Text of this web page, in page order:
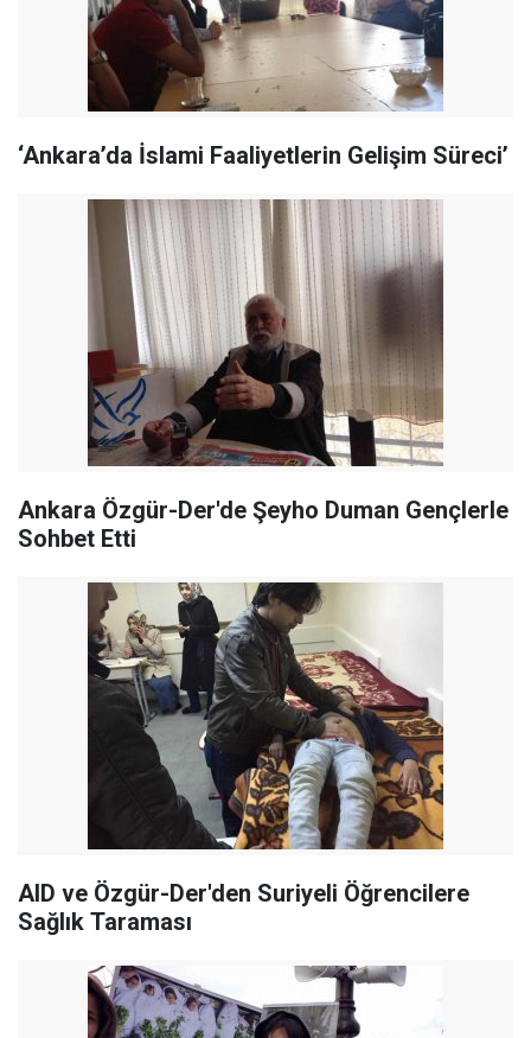
‘Ankara’da İslami Faaliyetlerin Gelişim Süreci’
Ankara Özgür-Der'de Şeyho Duman Gençlerle
Sohbet Etti
AID ve Özgür-Der'den Suriyeli Öğrencilere
Sağlık Taraması